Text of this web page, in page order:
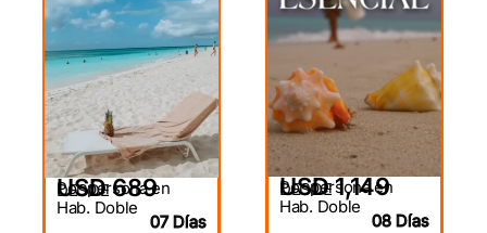
DESDE
USD 689
Por persona en
Hab. Doble
07 Días
DESDE
USD 1,149
Por persona en
Hab. Doble
08 Días